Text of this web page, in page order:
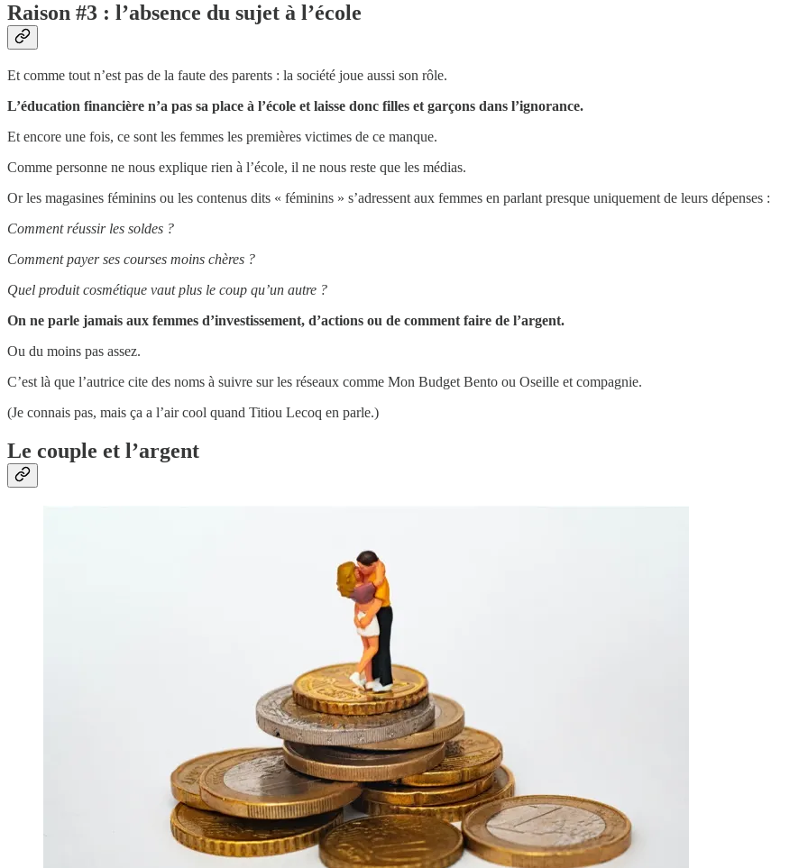
Raison #3 : l’absence du sujet à l’école
Et comme tout n’est pas de la faute des parents : la société joue aussi son rôle.
L’éducation financière n’a pas sa place à l’école et laisse donc filles et garçons dans l’ignorance.
Et encore une fois, ce sont les femmes les premières victimes de ce manque.
Comme personne ne nous explique rien à l’école, il ne nous reste que les médias.
Or les magasines féminins ou les contenus dits « féminins » s’adressent aux femmes en parlant presque uniquement de leurs dépenses :
Comment réussir les soldes ?
Comment payer ses courses moins chères ?
Quel produit cosmétique vaut plus le coup qu’un autre ?
On ne parle jamais aux femmes d’investissement, d’actions ou de comment faire de l’argent.
Ou du moins pas assez.
C’est là que l’autrice cite des noms à suivre sur les réseaux comme Mon Budget Bento ou Oseille et compagnie.
(Je connais pas, mais ça a l’air cool quand Titiou Lecoq en parle.)
Le couple et l’argent